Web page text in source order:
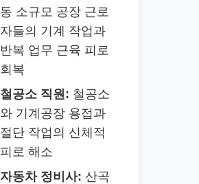
동 소규모 공장 근로
자들의 기계 작업과
반복 업무 근육 피로
회복
철공소 직원: 철공소
와 기계공장 용접과
절단 작업의 신체적
피로 해소
자동차 정비사: 산곡